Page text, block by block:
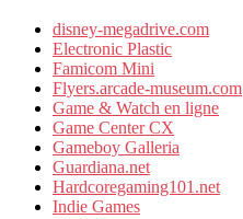
disney-megadrive.com
Electronic Plastic
Famicom Mini
Flyers.arcade-museum.com
Game & Watch en ligne
Game Center CX
Gameboy Galleria
Guardiana.net
Hardcoregaming101.net
Indie Games